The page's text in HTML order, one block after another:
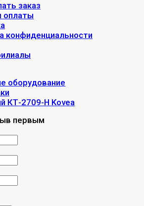
заказ
оплаты
конфиденциальности
оборудование
КТ-2709-H Kovea
первым